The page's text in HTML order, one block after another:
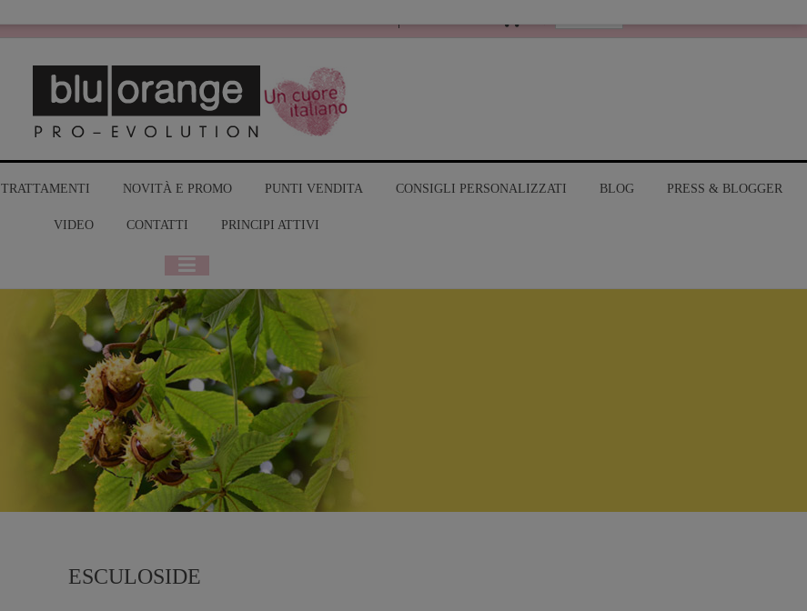
TRATTAMENTI NOVITÀ E PROMO PUNTI VENDITA CONSIGLI PERSONALIZZATI BLOG PRESS & BLOGGER
VIDEO CONTATTI PRINCIPI ATTIVI
ESCULOSIDE